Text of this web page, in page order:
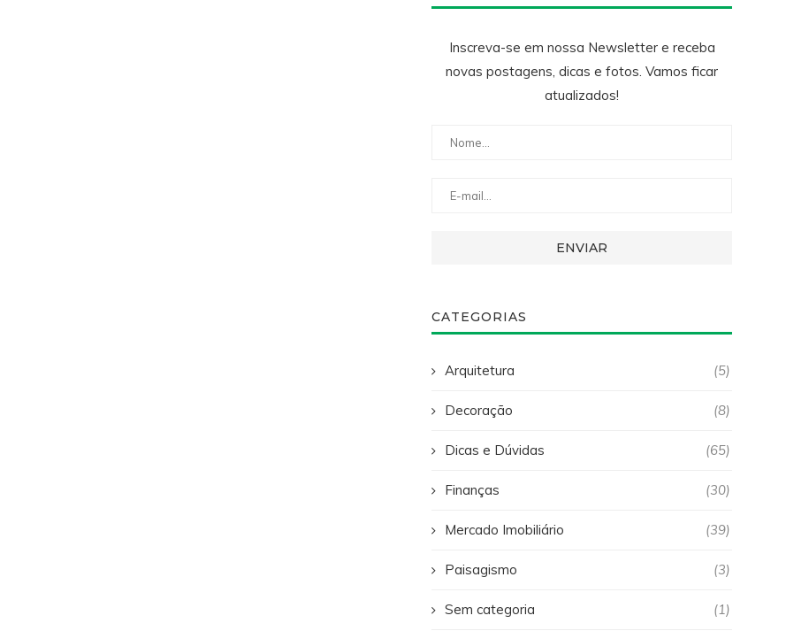
Inscreva-se em nossa Newsletter e receba
novas postagens, dicas e fotos. Vamos ficar
atualizados!
CATEGORIAS
Arquitetura (5)
Decoração (8)
Dicas e Dúvidas (65)
Finanças (30)
Mercado Imobiliário (39)
Paisagismo (3)
Sem categoria (1)